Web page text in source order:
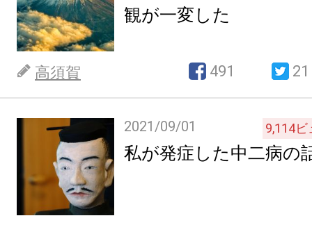
観が一変した
高須賀 491 21
2021/09/01 9,114ビ
私が発症した中二病の